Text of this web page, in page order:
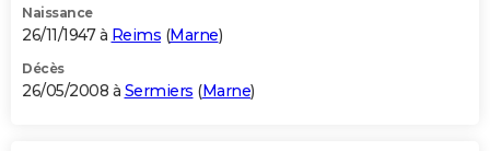
Naissance
26/11/1947 à Reims (Marne)
Décès
26/05/2008 à Sermiers (Marne)